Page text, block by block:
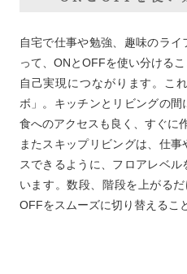
自宅で仕事や勉強、趣味のラ
って、ONとOFFを使い分ける
自己実現につながります。こ
ボ」。キッチンとリビングの
食へのアクセスも良く、すぐに
またスキップリビングは、仕
スできるように、フロアレベ
います。数段、階段を上がる
OFFをスムーズに切り替えるこ